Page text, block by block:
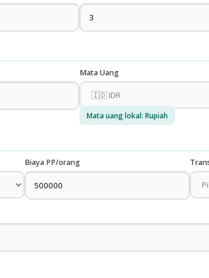
Mata Uang
Mata uang lokal: Rupiah
Biaya PP/orang